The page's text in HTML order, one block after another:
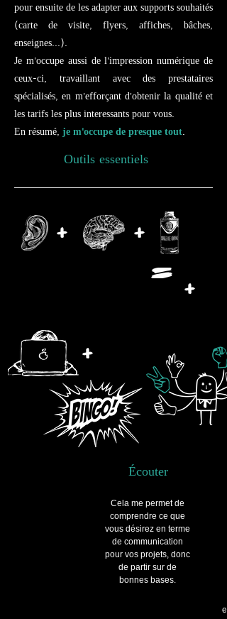
pour ensuite de les adapter aux supports souhaités
(carte de visite, flyers, affiches, bâches,
enseignes...).
Je m'occupe aussi de l'impression numérique de
ceux-ci, travaillant avec des prestataires
spécialisés, en m'efforçant d'obtenir la qualité et
les tarifs les plus interessants pour vous.
En résumé, je m'occupe de presque tout.
Outils essentiels
Écouter
Cela me permet de
comprendre ce que
vous désirez en terme
de communication
pour vos projets, donc
de partir sur de
bonnes bases.